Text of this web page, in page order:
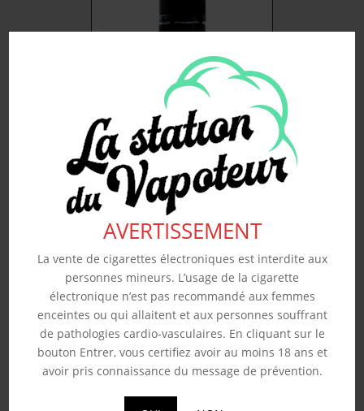
AVERTISSEMENT
La vente de cigarettes électroniques est interdite aux
personnes mineurs. L’usage de la cigarette
électronique n’est pas recommandé aux femmes
enceintes ou qui allaitent et aux personnes souffrant
de pathologies cardio-vasculaires. En cliquant sur le
bouton Entrer, vous certifiez avoir au moins 18 ans et
avoir pris connaissance du message de prévention.
SWEETMINT – ARÔME
REVOLUTE 10ML
4.50€
Souhaits